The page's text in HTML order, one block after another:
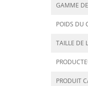
GAMME
POIDS DU
TAILLE DE
PRODUIT